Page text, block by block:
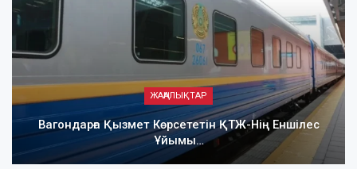
ЖАҢАЛЫҚТАР
Вагондарға Қызмет Көрсететін ҚТЖ-Нің Еншілес
Ұйымы…